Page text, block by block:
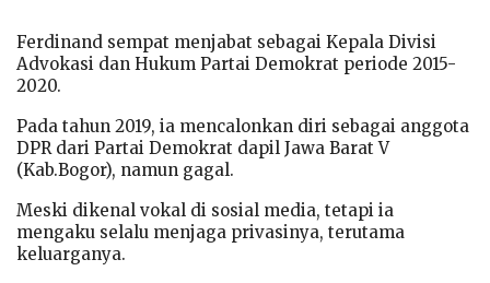
Ferdinand sempat menjabat sebagai Kepala Divisi
Advokasi dan Hukum Partai Demokrat periode 2015-
2020.
Pada tahun 2019, ia mencalonkan diri sebagai anggota
DPR dari Partai Demokrat dapil Jawa Barat V
(Kab.Bogor), namun gagal.
Meski dikenal vokal di sosial media, tetapi ia
mengaku selalu menjaga privasinya, terutama
keluarganya.